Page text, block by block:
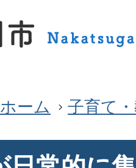
ホーム 子育て